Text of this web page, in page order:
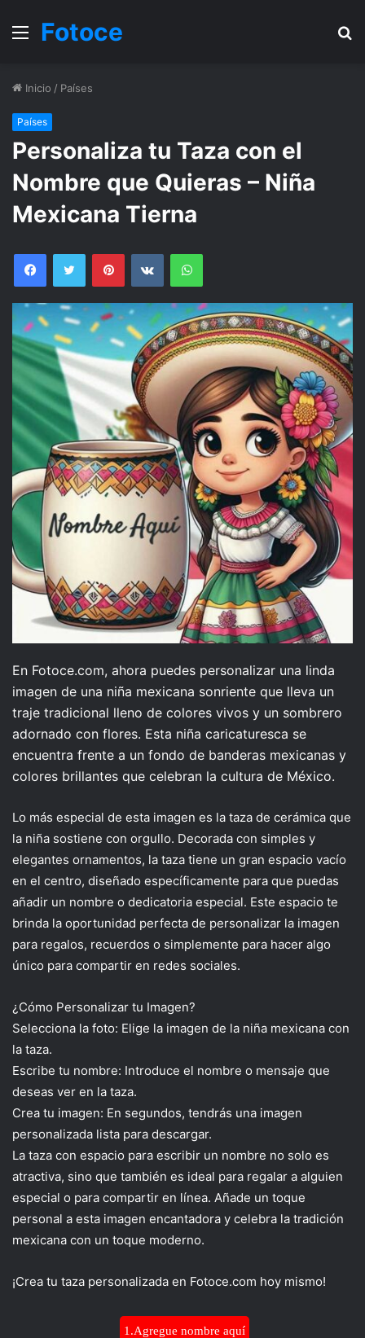
Menu
Fotoce
Inicio / Países
Países
Personaliza tu Taza con el
Nombre que Quieras – Niña
Mexicana Tierna
FacebookTwitter PinterestVKontakteWhatsApp
En Fotoce.com, ahora puedes personalizar una linda
imagen de una niña mexicana sonriente que lleva un
traje tradicional lleno de colores vivos y un sombrero
adornado con flores. Esta niña caricaturesca se
encuentra frente a un fondo de banderas mexicanas y
colores brillantes que celebran la cultura de México.
Lo más especial de esta imagen es la taza de cerámica que
la niña sostiene con orgullo. Decorada con simples y
elegantes ornamentos, la taza tiene un gran espacio vacío
en el centro, diseñado específicamente para que puedas
añadir un nombre o dedicatoria especial. Este espacio te
brinda la oportunidad perfecta de personalizar la imagen
para regalos, recuerdos o simplemente para hacer algo
único para compartir en redes sociales.
¿Cómo Personalizar tu Imagen?
Selecciona la foto: Elige la imagen de la niña mexicana con
la taza.
Escribe tu nombre: Introduce el nombre o mensaje que
deseas ver en la taza.
Crea tu imagen: En segundos, tendrás una imagen
personalizada lista para descargar.
La taza con espacio para escribir un nombre no solo es
atractiva, sino que también es ideal para regalar a alguien
especial o para compartir en línea. Añade un toque
personal a esta imagen encantadora y celebra la tradición
mexicana con un toque moderno.
¡Crea tu taza personalizada en Fotoce.com hoy mismo!
1.Agregue nombre aquí